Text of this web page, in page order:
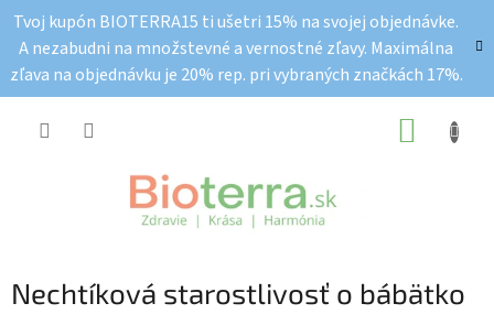
obsah
Tvoj kupón BIOTERRA15 ti ušetri 15% na svojej objednávke.
A nezabudni na množstevné a vernostné zľavy. Maximálna
zľava na objednávku je 20% rep. pri vybraných značkách 17%.
Nechtíková starostlivosť o bábätko